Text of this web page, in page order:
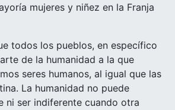
mujeres y niñez en la Franja
todos los pueblos, en específico
de la humanidad a la que
seres humanos, al igual que las
La humanidad no puede
ni ser indiferente cuando otra